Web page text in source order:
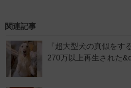
関連記事
『超大型犬の真似をす
270万以上再生された